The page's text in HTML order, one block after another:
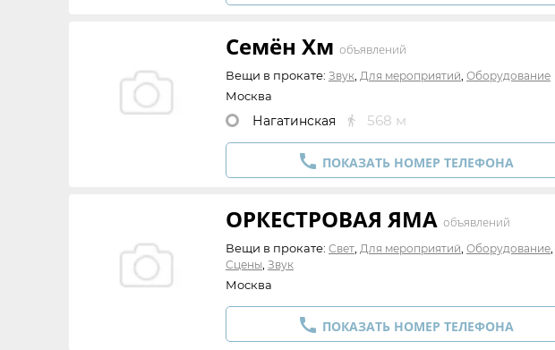
Семён Хм объявлений
Вещи в прокате: Звук Для мероприятий Оборудование
Москва
Нагатинская  568 м
 ПОКАЗАТЬ НОМЕР ТЕЛЕФОНА
ОРКЕСТРОВАЯ ЯМА объявлений
Вещи в прокате: Свет Для мероприятий Оборудование
Сцены Звук
Москва
 ПОКАЗАТЬ НОМЕР ТЕЛЕФОНА